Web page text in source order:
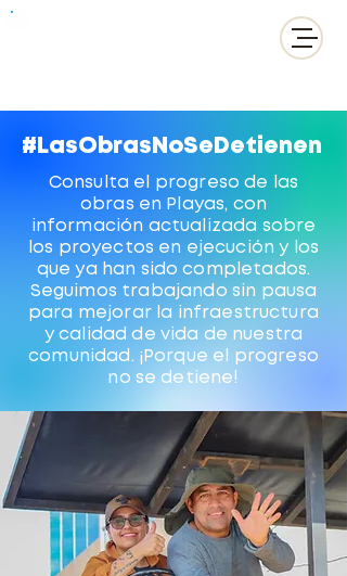
#LasObrasNoSeDetienen
Consulta el progreso de las
obras en Playas, con
información actualizada sobre
los proyectos en ejecución y los
que ya han sido completados.
Seguimos trabajando sin pausa
para mejorar la infraestructura
y calidad de vida de nuestra
comunidad. ¡Porque el progreso
no se detiene!